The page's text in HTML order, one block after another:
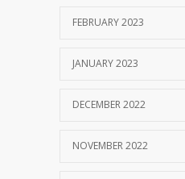
FEBRUARY 2023
JANUARY 2023
DECEMBER 2022
NOVEMBER 2022